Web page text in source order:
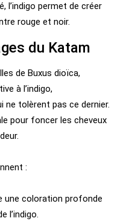
l’indigo permet de créer
rouge et noir.
du Katam
de Buxus dioïca,
à l’indigo,
ne tolèrent pas ce dernier.
pour foncer les cheveux
:
une coloration profonde
l’indigo.